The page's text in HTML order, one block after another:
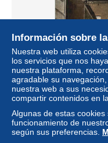
Estatus
Información sobre
Nuestra web utiliza
los servicios que nos
nuestra plataforma,
agradable su
nuestra web a sus
compartir contenidos en
Algunas de estas
funcionamiento de
según sus preferencias.